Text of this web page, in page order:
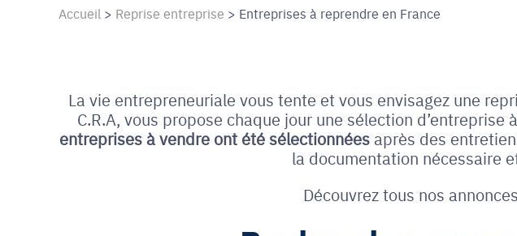
Accueil > Reprise entreprise > Entreprises à reprendre en France
La vie entrepreneuriale vous tente et vous envisagez une
C.R.A, vous propose chaque jour une sélection
entreprises à vendre ont été sélectionnéesaprès des
la documentation nécessaire
Découvrez tous nos